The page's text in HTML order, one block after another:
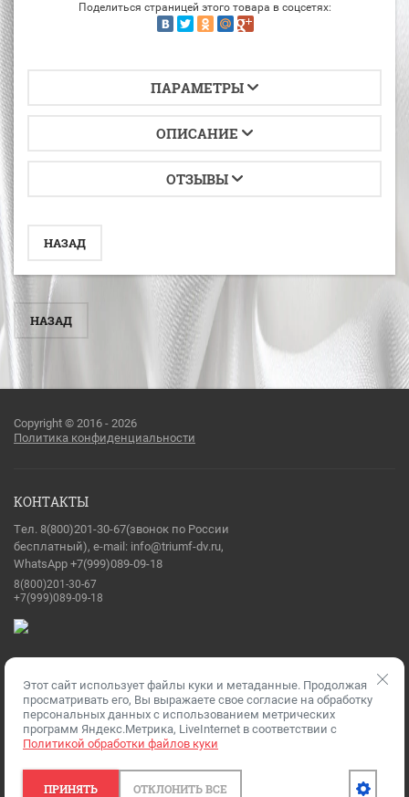
Поделиться страницей этого товара в соцсетях:
ПАРАМЕТРЫ
ОПИСАНИЕ
ОТЗЫВЫ
НАЗАД
НАЗАД
Copyright © 2016 - 2026
Политика конфиденциальности
КОНТАКТЫ
Тел. 8(800)201-30-67(звонок по России
бесплатный), e-mail: info@triumf-dv.ru,
WhatsApp +7(999)089-09-18
8(800)201-30-67
+7(999)089-09-18
Разработка сайтов— Мегагрупп.ру
Этот сайт использует файлы куки и метаданные. Продолжая
просматривать его, Вы выражаете свое согласие на обработку
персональных данных с использованием метрических
программ Яндекс.Метрика, LiveInternet в соответствии с
Политикой обработки файлов куки
ПРИНЯТЬ ОТКЛОНИТЬ ВСЕ